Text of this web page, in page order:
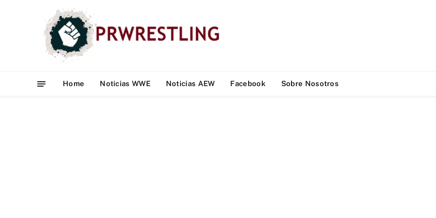
Home Noticias WWE Noticias AEW Facebook Sobre Nosotros